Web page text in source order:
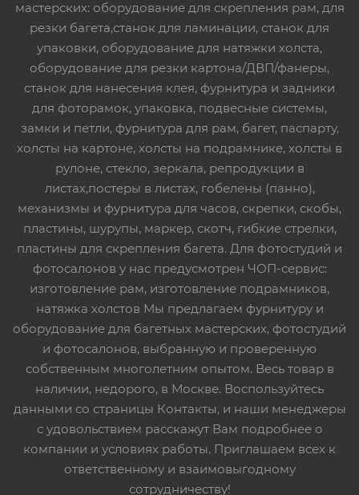
мастерских: оборудование для скрепления рам, для
резки багета,станок для ламинации, станок для
упаковки, оборудование для натяжки холста,
оборудование для резки картона/ДВП/фанеры,
станок для нанесения клея, фурнитура и задники
для фоторамок, упаковка, подвесные системы,
замки и петли, фурнитура для рам, багет, паспарту,
холсты на картоне, холсты на подрамнике, холсты в
рулоне, стекло, зеркала, репродукции в
листах,постеры в листах, гобелены (панно),
механизмы и фурнитура для часов, скрепки, скобы,
пластины, шурупы, маркер, скотч, гибкие стрелки,
пластины для скрепления багета. Для фотостудий и
фотосалонов у нас предусмотрен ЧОП-сервис:
изготовление рам, изготовление подрамников,
натяжка холстов Мы предлагаем фурнитуру и
оборудование для багетных мастерских, фотостудий
и фотосалонов, выбранную и проверенную
собственным многолетним опытом. Весь товар в
наличии, недорого, в Москве. Воспользуйтесь
данными со страницы Контакты, и наши менеджеры
с удовольствием расскажут Вам подробнее о
компании и условиях работы. Приглашаем всех к
ответственному и взаимовыгодному
сотрудничеству!